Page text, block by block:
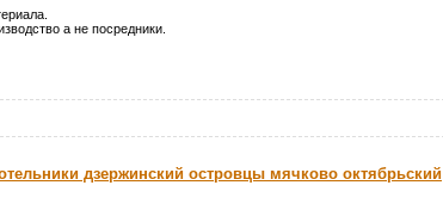
а не посредники.
дзержинский островцы мячково октябрьский